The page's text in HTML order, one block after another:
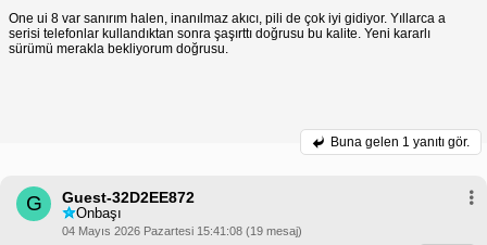
One ui 8 var sanırım halen, inanılmaz akıcı, pili de çok iyi gidiyor. Yıllarca a
serisi telefonlar kullandıktan sonra şaşırttı doğrusu bu kalite. Yeni kararlı
sürümü merakla bekliyorum doğrusu.
Buna gelen 1 yanıtı gör.
G Guest-32D2EE872
Onbaşı
04 Mayıs 2026 Pazartesi 15:41:08 (19 mesaj)